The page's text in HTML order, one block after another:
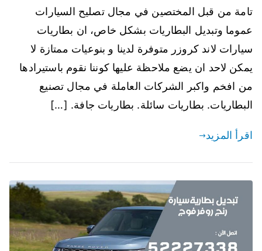
تامة من قبل المختصين في مجال تصليح السيارات
عموما وتبديل البطاريات بشكل خاص، ان بطاريات
سيارات لاند كروزر متوفرة لدينا و بنوعيات ممتازة لا
يمكن لاحد ان يضع ملاحظة عليها كوننا نقوم باستيرادها
من افخم واكبر الشركات العاملة في مجال تصنيع
البطاريات. بطاريات سائلة. بطاريات جافة. […]
اقرأ المزيد